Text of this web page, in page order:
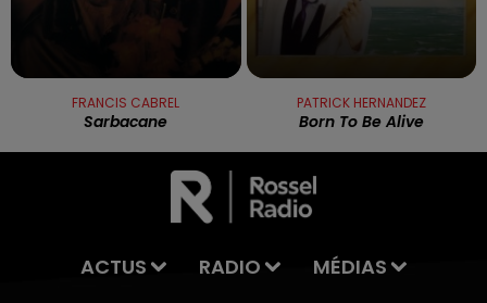
FRANCIS CABREL
Sarbacane
PATRICK HERNANDEZ
Born To Be Alive
ACTUS RADIO
MÉDIAS